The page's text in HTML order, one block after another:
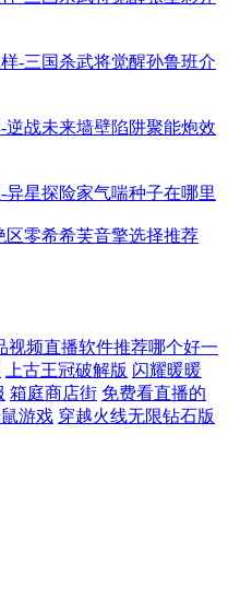
-三国杀武将觉醒孙鲁班介
战未来墙壁陷阱聚能炮效
星探险家气喘种子在哪里
零希希芙音擎选择推荐
视频直播软件推荐哪个好一
上古王冠破解版 闪耀暖暖
箱庭商店街 免费看直播的
游戏 穿越火线无限钻石版